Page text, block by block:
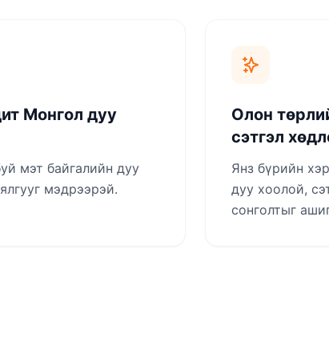
Монгол дуу
мэт байгалийн дуу
мэдрээрэй.
Олон
сэтгэл
Янз бүрийн
дуу хоолой,
сонголтыг